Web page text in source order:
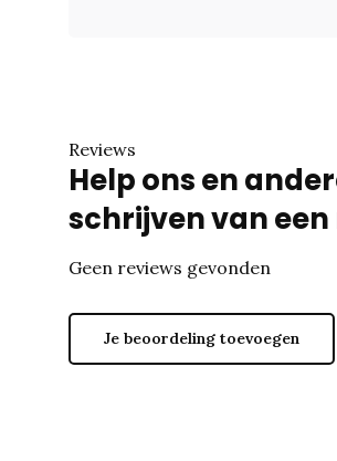
Reviews
Help ons en
schrijven van
Geen reviews gevonden
Je beoordeling toevoegen